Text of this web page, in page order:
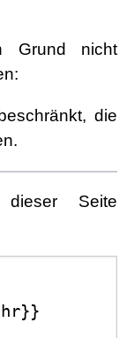
Grund nicht
die
Seite